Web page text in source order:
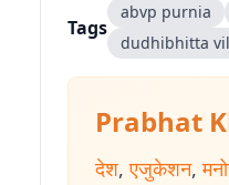
Tags
abvp purnia
dudhibhitta
Prabhat
देश, एजुकेशन,